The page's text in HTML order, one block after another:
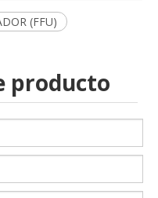
(FFU)
producto